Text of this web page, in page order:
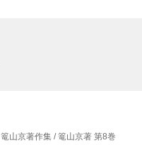
篭山京著作集 / 篭山京著 第8巻